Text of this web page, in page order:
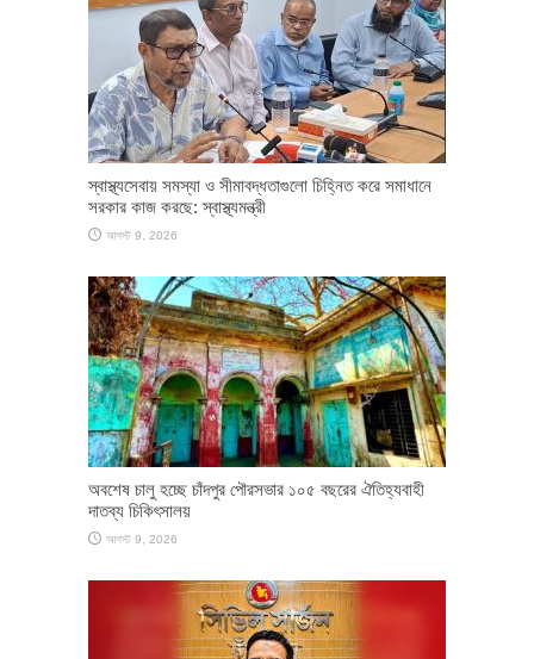
স্বাস্থ্যসেবায় সমস্যা ও সীমাবদ্ধতাগুলো চিহ্নিত করে সমাধানে
সরকার কাজ করছে: স্বাস্থ্যমন্ত্রী
আগস্ট 9, 2026
অবশেষ চালু হচ্ছে চাঁদপুর পৌরসভার ১০৫ বছরের ঐতিহ্যবাহী
দাতব্য চিকিৎসালয়
আগস্ট 9, 2026